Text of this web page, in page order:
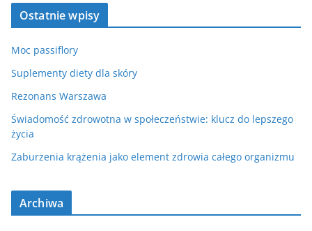
Ostatnie wpisy
Moc passiflory
Suplementy diety dla skóry
Rezonans Warszawa
Świadomość zdrowotna w społeczeństwie: klucz do lepszego
życia
Zaburzenia krążenia jako element zdrowia całego organizmu
Archiwa